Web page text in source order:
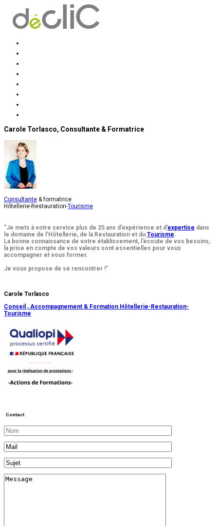
Carole Torlasco, Consultante & Formatrice
Consultante & formatrice
Hôtellerie-Restauration-Tourisme
"Je mets à votre service plus de 25 ans d’expérience et d’expertise dans
le domaine de l’Hôtellerie, de la Restauration et du Tourisme.
La bonne connaissance de votre établissement, l’écoute de vos besoins,
la prise en compte de vos valeurs sont essentielles pour vous
accompagner et vous former.
Je vous propose de se rencontrer !"
Carole Torlasco
Conseil , Accompagnement & Formation Hôtellerie-Restauration-
Tourisme
Contact